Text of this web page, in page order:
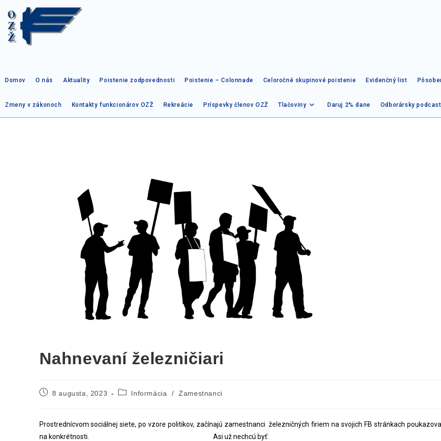
Domov O nás Aktuality Poistenie zodpovednosti Poistenie – Colonnade Celoročné skupinové poistenie Evidenčný list
Zmeny v zákonoch Kontakty funkcionárov OZŽ Rekreácie Príspevky členov OZŽ Tlačoviny Daruj 2% dane Odborársky podcast
Nahnevaní železničiari
8 augusta, 2023 Informácia / Zamestnanci
Prostrednícvom sociálnej siete, po vzore politikov, začínajú zamestnanci železničných firiem na svojich FB stránkach
na konkrétnosti. Asi už nechcú byť: